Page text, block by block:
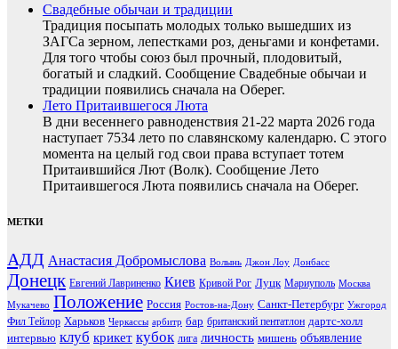
Свадебные обычаи и традиции
Традиция посыпать молодых только вышедших из
ЗАГСа зерном, лепестками роз, деньгами и конфетами.
Для того чтобы союз был прочный, плодовитый,
богатый и сладкий. Сообщение Свадебные обычаи и
традиции появились сначала на Оберег.
Лето Притаившегося Люта
В дни весеннего равноденствия 21-22 марта 2026 года
наступает 7534 лето по славянскому календарю. С этого
момента на целый год свои права вступает тотем
Притаившийся Лют (Волк). Сообщение Лето
Притаившегося Люта появились сначала на Оберег.
МЕТКИ
АДД Анастасия Добромыслова Волынь Джон Лоу Донбасс
Донецк Евгений Лавриненко Киев Кривой Рог Луцк Мариуполь Москва
Мукачево Положение Россия Ростов-на-Дону Санкт-Петербург Ужгород
Фил Тейлор Харьков Черкассы арбитр бар британский пентатлон дартс-холл
интервью клуб крикет кубок лига личность мишень объявление